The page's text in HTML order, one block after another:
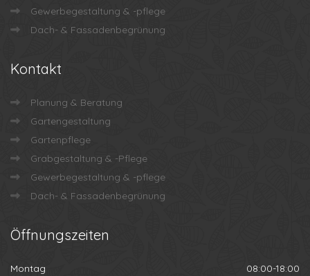
Gewerbegestaltung & -pflege
Dach- & Fassadenbegrünung
Kontakt
Planung & Beratung
Gartengestaltung
Gartenpflege
Grabgestaltung & -Pflege
Gewerbegestaltung & -pflege
Dach- & Fassadenbegrünung
Öffnungszeiten
Montag
08:00-18:00